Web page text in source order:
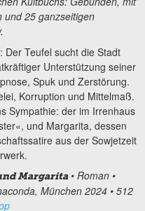
und 25 ganzseitigen
Der Teufel sucht die Stadt
Unterstützung seiner
Spuk und Zerstörung.
Korruption und Mittelmaß.
Sympathie: der im Irrenhaus
und Margarita, dessen
aus der Sowjetzeit
Margarita• Roman •
München 2024 • 512